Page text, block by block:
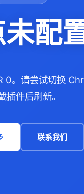
配
0。请尝试切换
插件后刷新。
联系我们